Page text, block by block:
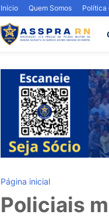
Início Quem Somos Política
Página inicial
Policiais